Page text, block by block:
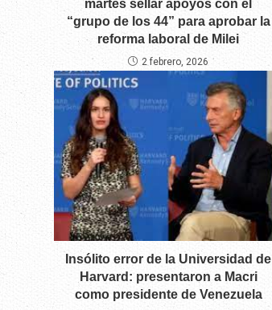
martes sellar apoyos con el
“grupo de los 44” para aprobar la
reforma laboral de Milei
2 febrero, 2026
Insólito error de la Universidad de
Harvard: presentaron a Macri
como presidente de Venezuela